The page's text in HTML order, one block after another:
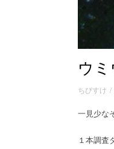
ウ
ちびすけ /
一見少な
１本調査